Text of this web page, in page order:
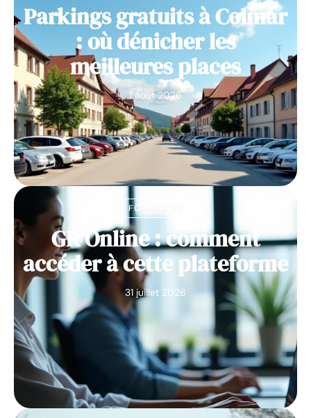
Parkings gratuits à Colmar
: où dénicher les
meilleures places
1 août 2026
FORMALITÉS
GR Online : comment
accéder à cette plateforme
31 juillet 2026